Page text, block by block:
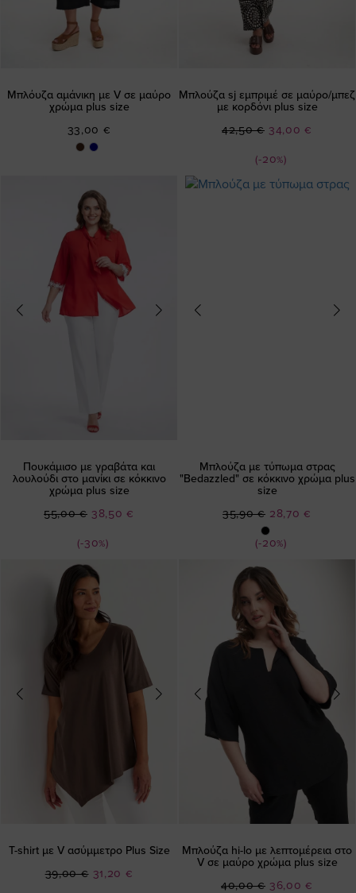
Μπλόυζα αμάνικη με V σε μαύρο
χρώμα plus size
33,00 €
Μπλούζα sj εμπριμέ σε μαύρο/μπεζ
με κορδόνι plus size
(-20%)
Ειδική
34,00 €
42,50 €
Πουκάμισο με γραβάτα και
λουλούδι στο μανίκι σε κόκκινο
χρώμα plus size
(-30%)
Ειδική
38,50 €
55,00 €
Μπλούζα με τύπωμα στρας
"Bedazzled" σε κόκκινο χρώμα plus
size
(-20%)
Ειδική
Τιμή
28,70 €
35,90 €
T-shirt με V ασύμμετρο Plus Size
Ειδική
31,20 €
39,00 €
Μπλούζα hi-lo με λεπτομέρεια στο
V σε μαύρο χρώμα plus size
Ειδική
36,00 €
40,00 €